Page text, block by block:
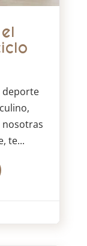
deporte
nosotras
te...